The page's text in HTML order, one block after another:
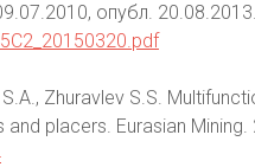
опубл.
Zhuravlev S.S.
placers. Eurasian Mining.